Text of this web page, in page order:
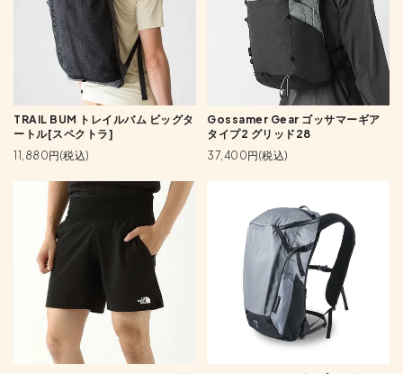
TRAIL BUM トレイルバム ビッグタ
ートル[スペクトラ]
11,880円(税込)
Gossamer Gear ゴッサマーギア
タイプ2 グリッド28
37,400円(税込)